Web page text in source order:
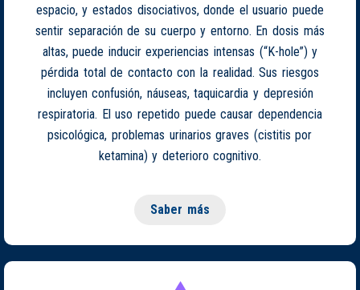
espacio, y estados disociativos, donde el usuario puede
sentir separación de su cuerpo y entorno. En dosis más
altas, puede inducir experiencias intensas (“K-hole”) y
pérdida total de contacto con la realidad. Sus riesgos
incluyen confusión, náuseas, taquicardia y depresión
respiratoria. El uso repetido puede causar dependencia
psicológica, problemas urinarios graves (cistitis por
ketamina) y deterioro cognitivo.
Saber más